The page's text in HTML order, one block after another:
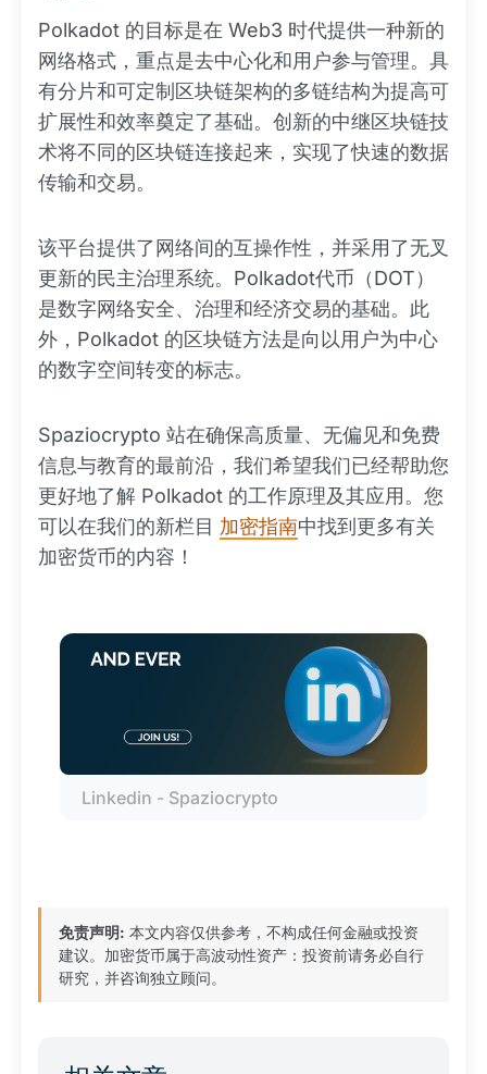
Polkadot 的目标是在 Web3 时代提供一种新的
网络格式，重点是去中心化和用户参与管理。具
有分片和可定制区块链架构的多链结构为提高可
扩展性和效率奠定了基础。创新的中继区块链技
术将不同的区块链连接起来，实现了快速的数据
传输和交易。
该平台提供了网络间的互操作性，并采用了无叉
更新的民主治理系统。Polkadot代币（DOT）
是数字网络安全、治理和经济交易的基础。此
外，Polkadot 的区块链方法是向以用户为中心
的数字空间转变的标志。
Spaziocrypto 站在确保高质量、无偏见和免费
信息与教育的最前沿，我们希望我们已经帮助您
更好地了解 Polkadot 的工作原理及其应用。您
可以在我们的新栏目 加密指南中找到更多有关
加密货币的内容！
Linkedin - Spaziocrypto
免责声明: 本文内容仅供参考，不构成任何金融或投资
建议。加密货币属于高波动性资产：投资前请务必自行
研究，并咨询独立顾问。